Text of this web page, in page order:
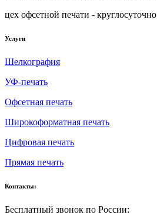
цех офсетной печати - круглосуточно
Услуги
Шелкография
УФ-печать
Офсетная печать
Широкоформатная печать
Цифровая печать
Прямая печать
Контакты:
Бесплатный звонок по России: